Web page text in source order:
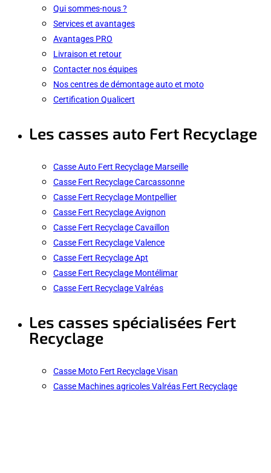
Qui sommes-nous ?
Services et avantages
Avantages PRO
Livraison et retour
Contacter nos équipes
Nos centres de démontage auto et moto
Certification Qualicert
Les casses auto Fert Recyclage
Casse Auto Fert Recyclage Marseille
Casse Fert Recyclage Carcassonne
Casse Fert Recyclage Montpellier
Casse Fert Recyclage Avignon
Casse Fert Recyclage Cavaillon
Casse Fert Recyclage Valence
Casse Fert Recyclage Apt
Casse Fert Recyclage Montélimar
Casse Fert Recyclage Valréas
Les casses spécialisées Fert
Recyclage
Casse Moto Fert Recyclage Visan
Casse Machines agricoles Valréas Fert Recyclage